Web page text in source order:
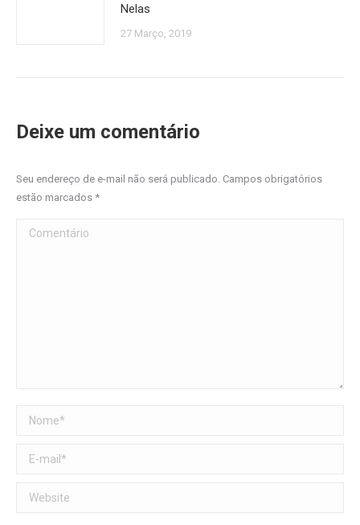
Nelas
27 Março, 2019
Deixe um comentário
Seu endereço de e-mail não será publicado. Campos obrigatórios
estão marcados *
Comentário
Nome *
E-mail *
Website